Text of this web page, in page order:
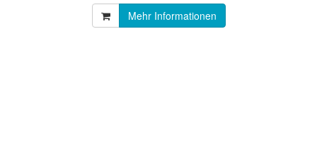
Mehr Informationen